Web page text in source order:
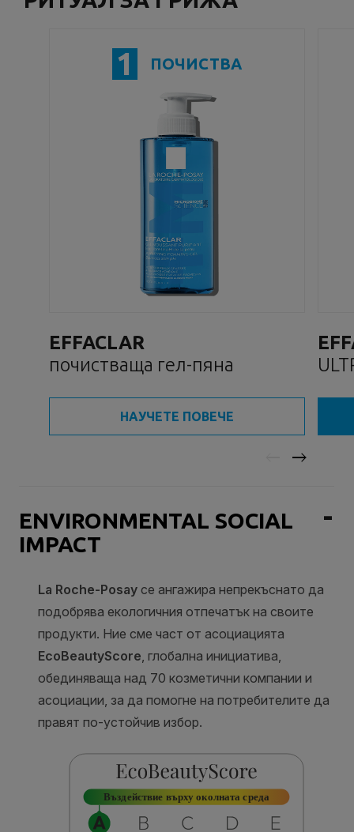
1 ПОЧИСТВА
EFFACLAR
почистваща гел-пяна
НАУЧЕТЕ ПОВЕЧЕ
ENVIRONMENTAL SOCIAL
IMPACT